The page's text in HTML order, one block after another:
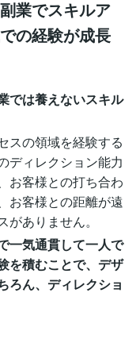
業でスキルア
の経験が成長
では養えないスキル
スの領域を経験する
ディレクション能力
お客様との打ち合わ
お客様との距離が遠
ありません。
一気通貫して一人で
を積むことで、デザ
ろん、ディレクショ